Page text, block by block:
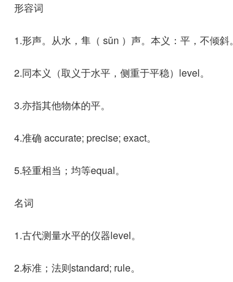
形容词
1.形声。从水，隼（ sǔn ）声。本义：平，不倾斜。
2.同本义（取义于水平，侧重于平稳）level。
3.亦指其他物体的平。
4.准确 accurate; precise; exact。
5.轻重相当；均等equal。
名词
1.古代测量水平的仪器level。
2.标准；法则standard; rule。